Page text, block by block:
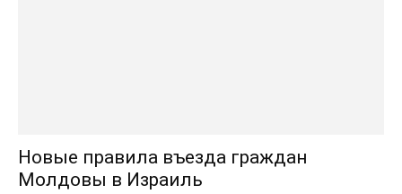
Новые правила въезда граждан
Молдовы в Израиль